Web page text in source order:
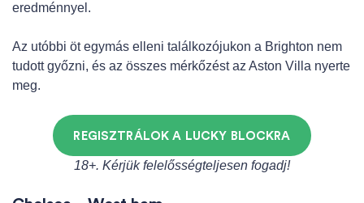
eredménnyel.
Az utóbbi öt egymás elleni találkozójukon a Brighton nem
tudott győzni, és az összes mérkőzést az Aston Villa nyerte
meg.
REGISZTRÁLOK A LUCKY BLOCKRA
18+. Kérjük felelősségteljesen fogadj!